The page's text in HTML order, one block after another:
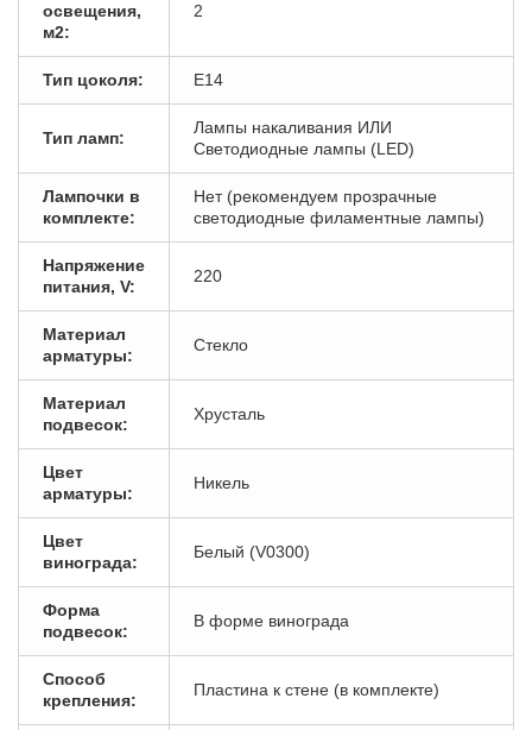
освещения,
м2:
2
Тип цоколя: E14
Тип ламп:
Лампы накаливания ИЛИ
Светодиодные лампы (LED)
Лампочки в
комплекте:
Нет (рекомендуем прозрачные
светодиодные филаментные лампы)
Напряжение
питания, V:
220
Материал
арматуры:
Стекло
Материал
подвесок:
Хрусталь
Цвет
арматуры:
Никель
Цвет
винограда:
Белый (V0300)
Форма
подвесок:
В форме винограда
Способ
крепления:
Пластина к стене (в комплекте)